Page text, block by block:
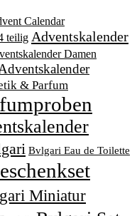
Calendar
teilig Adventskalender
Damen
& Parfum
Bvlgari Eau de Toilette
Miniatur